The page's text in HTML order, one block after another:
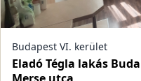
Budapest VI. kerület
Eladó Tégla lakás